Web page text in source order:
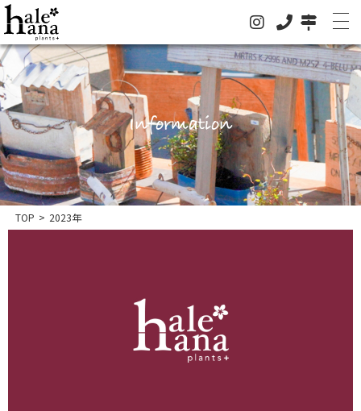
ホーム
オンラインストア
法人の方はこちらへ
ドライフラワー
ハレハナについて
Information
TOP > 2023年